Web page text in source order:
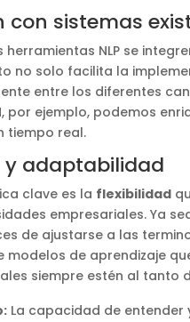
con sistemas
herramientas NLP se
no solo facilita la
entre los diferentes
por ejemplo, podemos
tiempo real.
y adaptabilidad
clave es la flexibilidad
empresariales. Ya
de ajustarse a las
modelos de aprendizaje
siempre estén al tanto
La capacidad de